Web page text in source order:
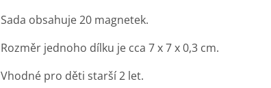
Sada obsahuje 20 magnetek.
Rozměr jednoho dílku je cca 7 x 7 x 0,3 cm.
Vhodné pro děti starší 2 let.